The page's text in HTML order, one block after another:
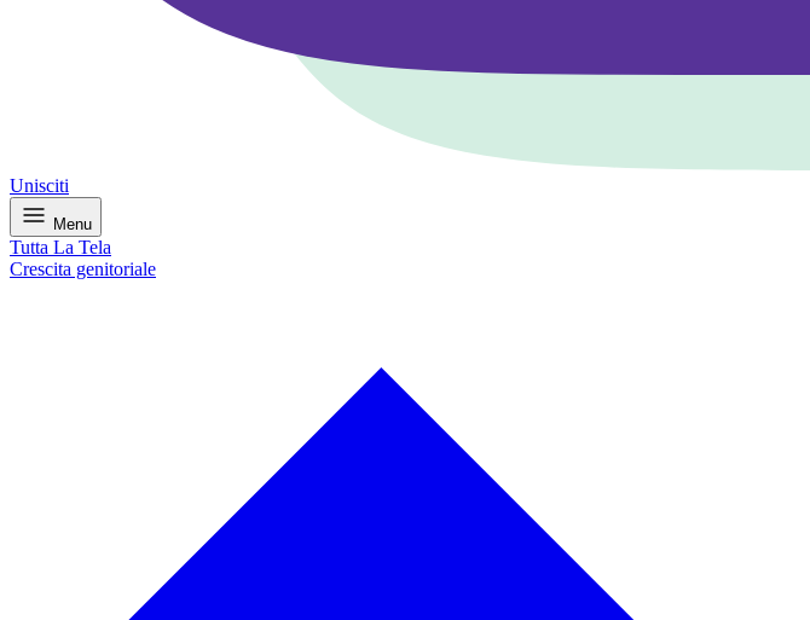
Unisciti
Menu
Tutta La Tela
Crescita genitoriale